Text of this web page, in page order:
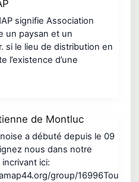
signifie Association
un paysan et un
si le lieu de distribution en
l’existence d’une
de Montluc
a débuté depuis le 09
nous dans notre
ici:
group/16996Tou